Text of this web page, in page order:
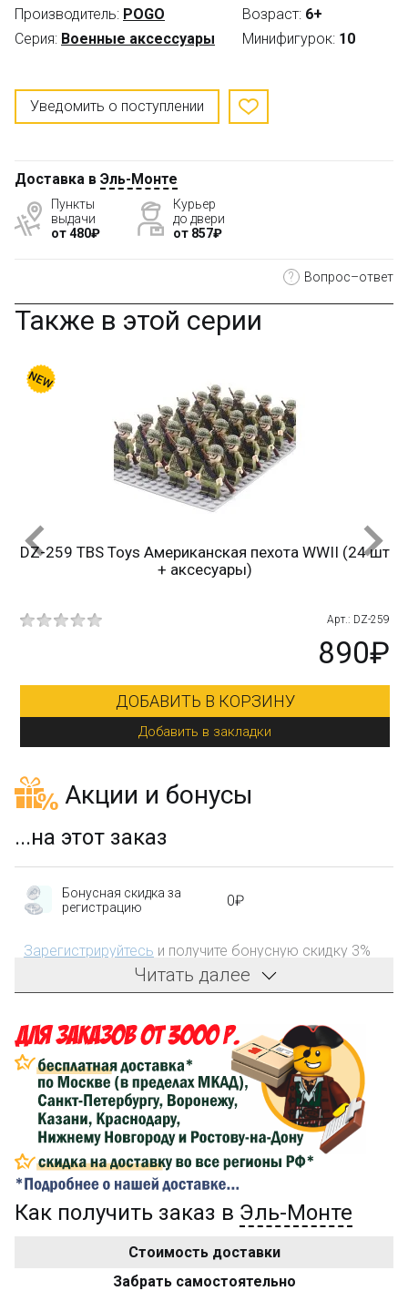
Производитель: POGO
Серия: Военные аксессуары
Возраст: 6+
Минифигурок: 10
Уведомить о поступлении
Доставка в Эль-Монте
Пункты
выдачи
от 480₽
Курьер
до двери
от 857₽
? Вопрос–ответ
Также в этой серии
DZ-259 TBS Toys Американская пехота WWII (24 шт
+ аксесуары)
Арт.: DZ-259
890₽
ДОБАВИТЬ В КОРЗИНУ
Добавить в закладки
Акции и бонусы
...на этот заказ
Бонусная скидка за
регистрацию
0₽
Зарегистрируйтесь и получите бонусную скидку 3%
на первый заказ!
затрат на доставку
Сделайте заказ на сумму не менее 3 000₽, оплатите
его на карту Сбербанка и получите 150₽ на
компенсацию доставки.
...на следующий заказ
Золотая скидка
персональная
10%
3000 рублей, Вы получите постоянную скидку на все
Читать далее
Как получить заказ в Эль-Монте
Стоимость доставки
Забрать самостоятельно